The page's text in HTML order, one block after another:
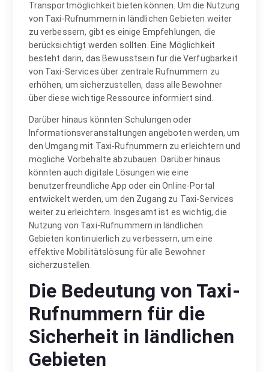
Transportmöglichkeit bieten können. Um die Nutzung
von Taxi-Rufnummern in ländlichen Gebieten weiter
zu verbessern, gibt es einige Empfehlungen, die
berücksichtigt werden sollten. Eine Möglichkeit
besteht darin, das Bewusstsein für die Verfügbarkeit
von Taxi-Services über zentrale Rufnummern zu
erhöhen, um sicherzustellen, dass alle Bewohner
über diese wichtige Ressource informiert sind.
Darüber hinaus könnten Schulungen oder
Informationsveranstaltungen angeboten werden, um
den Umgang mit Taxi-Rufnummern zu erleichtern und
mögliche Vorbehalte abzubauen. Darüber hinaus
könnten auch digitale Lösungen wie eine
benutzerfreundliche App oder ein Online-Portal
entwickelt werden, um den Zugang zu Taxi-Services
weiter zu erleichtern. Insgesamt ist es wichtig, die
Nutzung von Taxi-Rufnummern in ländlichen
Gebieten kontinuierlich zu verbessern, um eine
effektive Mobilitätslösung für alle Bewohner
sicherzustellen.
Die Bedeutung von Taxi-
Rufnummern für die
Sicherheit in ländlichen
Gebieten